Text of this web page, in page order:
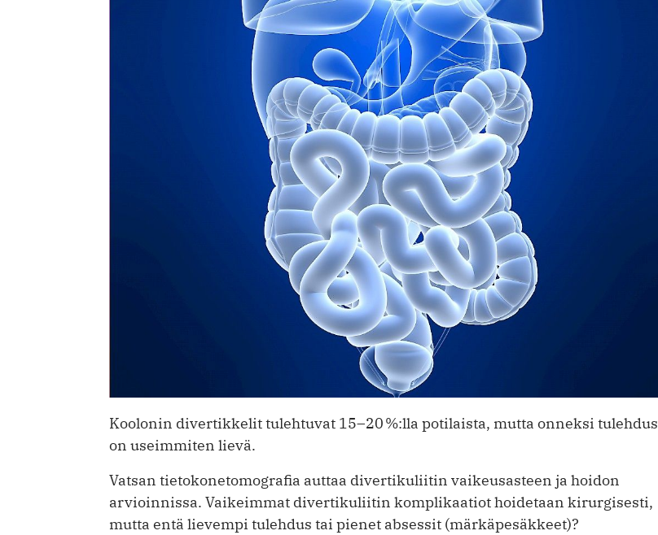
Koolonin divertikkelit tulehtuvat 15–20 %:lla potilaista, mutta onneksi tulehdus
on useimmiten lievä.
Vatsan tietokonetomografia auttaa divertikuliitin vaikeusasteen ja hoidon
arvioinnissa. Vaikeimmat divertikuliitin komplikaatiot hoidetaan kirurgisesti,
mutta entä lievempi tulehdus tai pienet absessit (märkäpesäkkeet)?